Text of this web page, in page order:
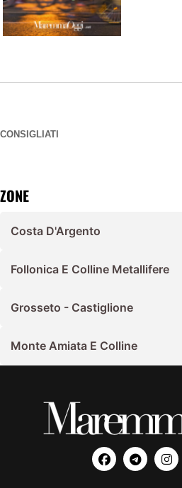
CONSIGLIATI
ZONE
Costa D'Argento
Follonica E Colline Metallifere
Grosseto - Castiglione
Monte Amiata E Colline